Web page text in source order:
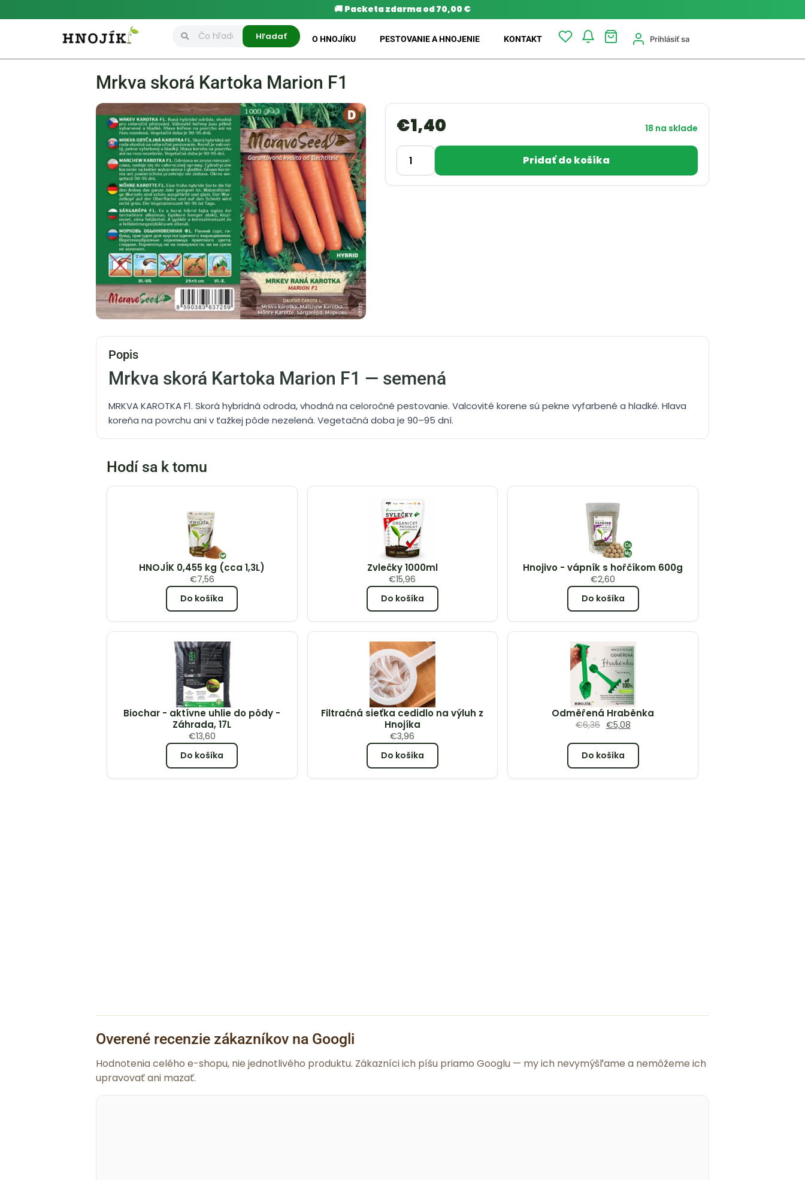
🚚 Packeta zdarma od 70,00 €
Hľadať O HNOJÍKU PESTOVANIE A HNOJENIE KONTAKT Prihlásiť sa
Mrkva skorá Kartoka Marion F1
€1,40 18 na sklade
Pridať do košíka
Popis
Mrkva skorá Kartoka Marion F1 — semená
MRKVA KAROTKA F1. Skorá hybridná odroda, vhodná na celoročné pestovanie. Valcovité korene sú pekne vyfarbené a hladké. Hlava
koreňa na povrchu ani v ťažkej pôde nezelená. Vegetačná doba je 90–95 dní.
Hodí sa k tomu
HNOJÍK 0,455 kg (cca 1,3L)
€7,56
Do košíka
Zvlečky 1000ml
€15,96
Do košíka
Hnojivo - vápník s hořčíkom 600g
€2,60
Do košíka
Biochar - aktívne uhlie do pôdy -
Záhrada, 17L
€13,60
Do košíka
Filtračná sieťka cedidlo na výluh z
Hnojíka
€3,96
Do košíka
Odměřená Hraběnka
€6,36 €5,08
Do košíka
Overené recenzie zákazníkov na Googli
Hodnotenia celého e-shopu, nie jednotlivého produktu. Zákazníci ich píšu priamo Googlu — my ich nevymýšľame a nemôžeme ich
upravovať ani mazať.